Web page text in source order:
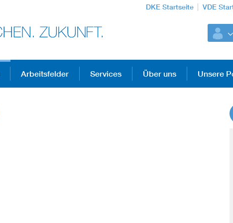
DKE Startseite VDE
DKE Fachinformationen im Kontext der
Arbeitsfelder Services Über uns Unsere